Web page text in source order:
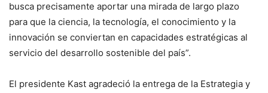
busca precisamente aportar una mirada de largo plazo
para que la ciencia, la tecnología, el conocimiento y la
innovación se conviertan en capacidades estratégicas al
servicio del desarrollo sostenible del país”.
El presidente Kast agradeció la entrega de la Estrategia y